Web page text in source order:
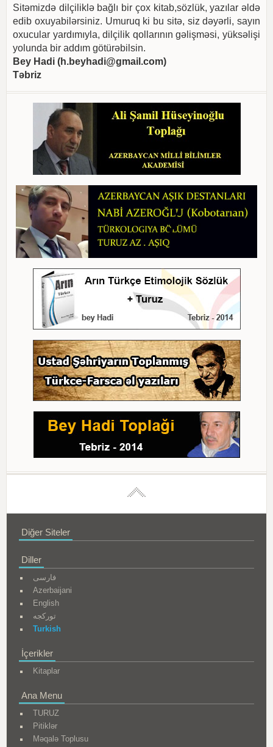
Sitəmizdə dilçiliklə bağlı bir çox kitab,sözlük, yazılar əldə
edib oxuyabilərsiniz. Umuruq ki bu sitə, siz dəyərli, sayın
oxucular yardımıyla, dilçilik qollarının gəlişməsi, yüksəlişi
yolunda bir addım götürəbilsin.
Bey Hadi (h.beyhadi@gmail.com)
Təbriz
Diğer Siteler
Diller
فارسی
Azerbaijani
English
تورکجه
Turkish
İçerikler
Kitaplar
Ana Menu
TURUZ
Pitiklər
Məqalə Toplusu